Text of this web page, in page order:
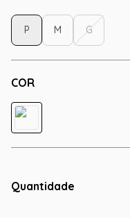
COR
P M G
Quantidade